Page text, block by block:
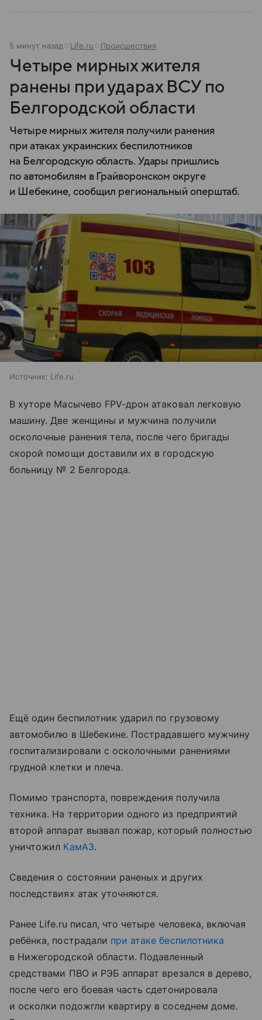
5 минут назад Life.ru Происшествия
Четыре мирных жителя
ранены при ударах ВСУ по
Белгородской области
Четыре мирных жителя получили ранения
при атаках украинских беспилотников
на Белгородскую область. Удары пришлись
по автомобилям в Грайворонском округе
и Шебекине, сообщил региональный оперштаб.
Источник: Life.ru
В хуторе Масычево FPV-дрон атаковал легковую
машину. Две женщины и мужчина получили
осколочные ранения тела, после чего бригады
скорой помощи доставили их в городскую
больницу № 2 Белгорода.
Ещё один беспилотник ударил по грузовому
автомобилю в Шебекине. Пострадавшего мужчину
госпитализировали с осколочными ранениями
грудной клетки и плеча.
Помимо транспорта, повреждения получила
техника. На территории одного из предприятий
второй аппарат вызвал пожар, который полностью
уничтожил КамАЗ.
Сведения о состоянии раненых и других
последствиях атак уточняются.
Ранее Life.ru писал, что четыре человека, включая
ребёнка, пострадали при атаке беспилотника
в Нижегородской области. Подавленный
средствами ПВО и РЭБ аппарат врезался в дерево,
после чего его боевая часть сдетонировала
и осколки подожгли квартиру в соседнем доме.